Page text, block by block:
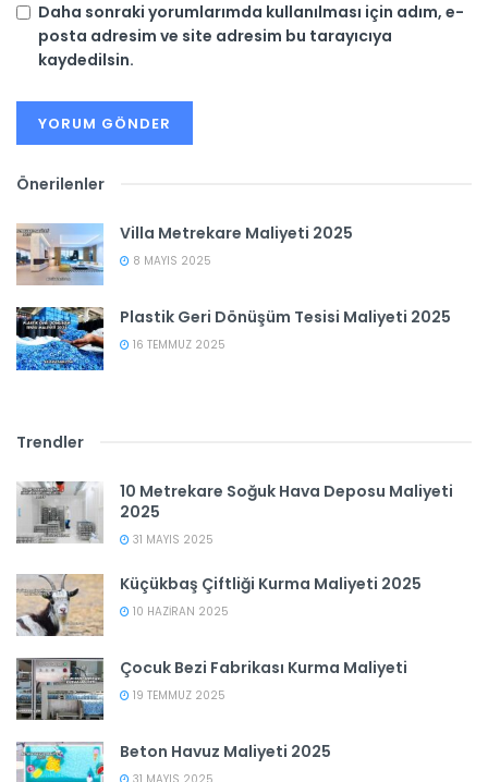
Daha sonraki yorumlarımda kullanılması için adım, e-
posta adresim ve site adresim bu tarayıcıya
kaydedilsin.
Önerilenler
Villa Metrekare Maliyeti 2025
8 MAYIS 2025
Plastik Geri Dönüşüm Tesisi Maliyeti 2025
16 TEMMUZ 2025
Trendler
10 Metrekare Soğuk Hava Deposu Maliyeti
2025
31 MAYIS 2025
Küçükbaş Çiftliği Kurma Maliyeti 2025
10 HAZIRAN 2025
Çocuk Bezi Fabrikası Kurma Maliyeti
19 TEMMUZ 2025
Beton Havuz Maliyeti 2025